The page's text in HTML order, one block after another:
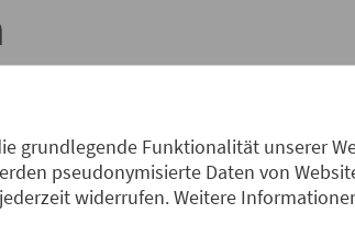
mit den USA und
Exporte stiegen 2025 im
(rund 3,26 Billionen Euro)
grundlegende Funktionalität unserer
pseudonymisierte Daten von
widerrufen. Weitere